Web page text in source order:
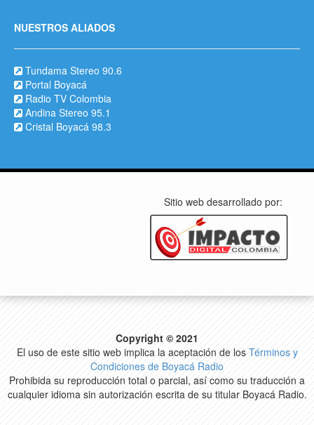
NUESTROS ALIADOS
Tundama Stereo 90.6
Portal Boyacá
Radio TV Colombia
Andina Stereo 95.1
Cristal Boyacá 98.3
Sitio web desarrollado por:
Copyright © 2021
El uso de este sitio web implica la aceptación de los Términos y
Condiciones de Boyacá Radio
Prohibida su reproducción total o parcial, así como su traducción a
cualquier idioma sin autorización escrita de su titular Boyacá Radio.